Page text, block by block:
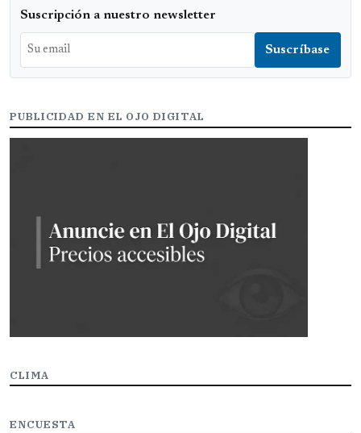
Suscripción a nuestro newsletter
PUBLICIDAD EN EL OJO DIGITAL
CLIMA
ENCUESTA